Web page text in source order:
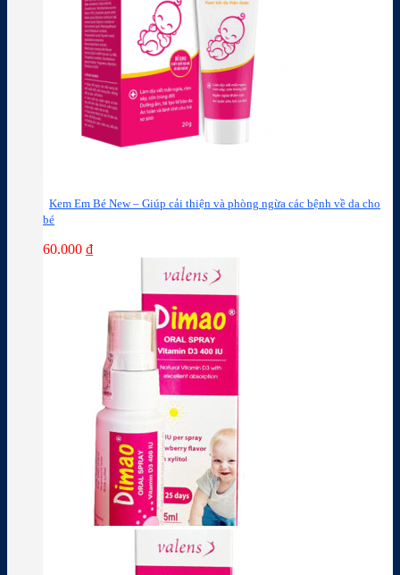
Kem Em Bé New – Giúp cải thiện và phòng ngừa các bệnh về da cho
bé
60.000 ₫